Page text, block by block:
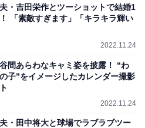
・吉田栄作とツーショットで結婚1
「素敵すぎます」「キラキラ輝い
2022.11.24
間あらわなキャミ姿を披露！ “わ
子”をイメージしたカレンダー撮影
2022.11.24
・田中将大と球場でラブラブツー